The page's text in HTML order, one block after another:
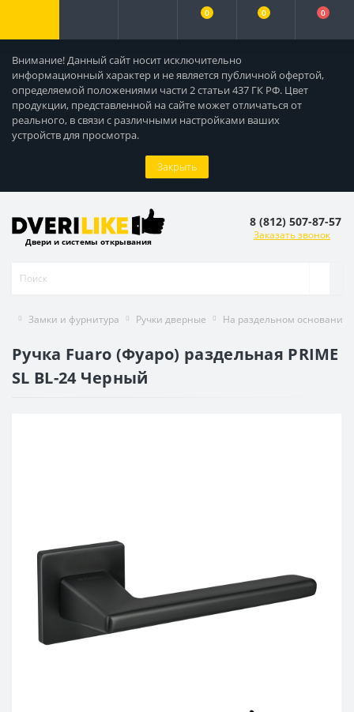
Внимание! Данный сайт носит исключительно
информационный характер и не является публичной офертой,
определяемой положениями части 2 статьи 437 ГК РФ. Цвет
продукции, представленной на сайте может отличаться от
реального, в связи с различными настройками ваших
устройств для просмотра.
Закрыть
0 0 0
Двери и системы открывания
8 (812) 507-87-57
Заказать звонок
Замки и фурнитура Ручки дверные На раздельном основании
Ручка Fuaro (Фуаро) раздельная PRIME
SL BL-24 Черный